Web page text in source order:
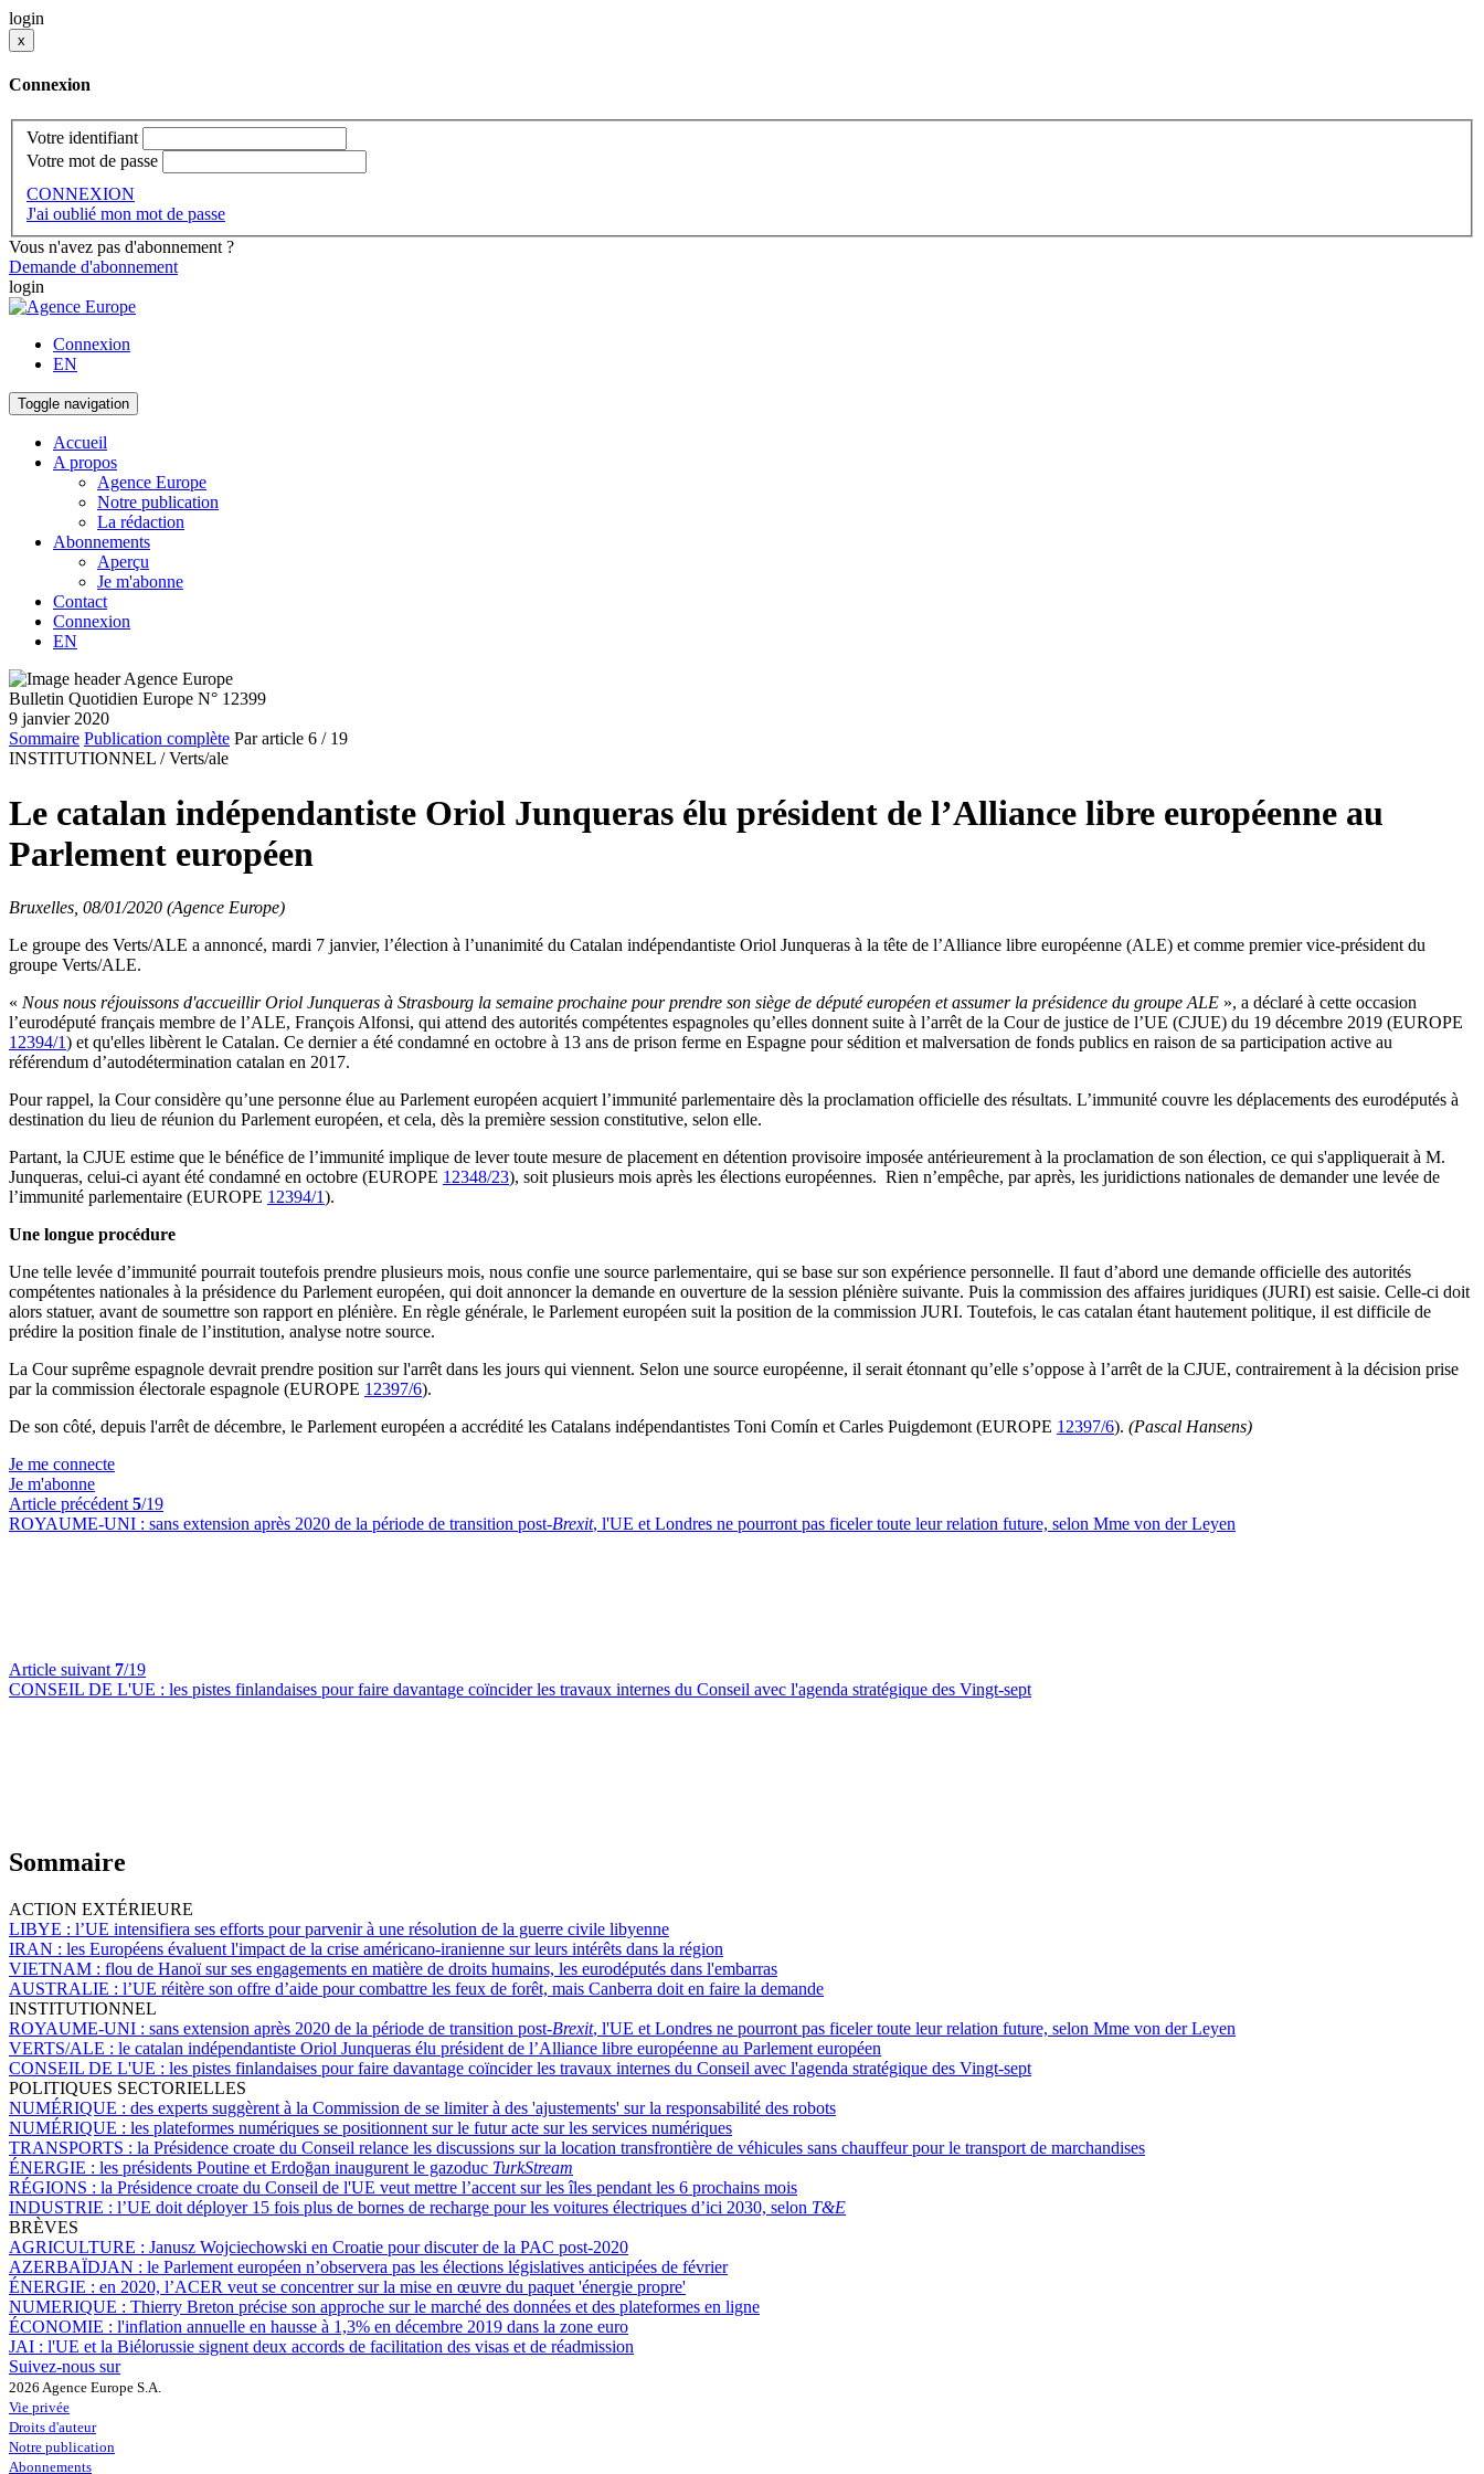
login
x
Connexion
Votre identifiant
Votre mot de passe
CONNEXION
J'ai oublié mon mot de passe
Vous n'avez pas d'abonnement ?
Demande d'abonnement
login
Connexion
EN
Toggle navigation
Accueil
A propos
Agence Europe
Notre publication
La rédaction
Abonnements
Aperçu
Je m'abonne
Contact
Connexion
EN
Bulletin Quotidien Europe N° 12399
9 janvier 2020
Sommaire Publication complète Par article 6 / 19
INSTITUTIONNEL / Verts/ale
Le catalan indépendantiste Oriol Junqueras élu président de l’Alliance libre européenne au
Parlement européen
Bruxelles, 08/01/2020 (Agence Europe)
Le groupe des Verts/ALE a annoncé, mardi 7 janvier, l’élection à l’unanimité du Catalan indépendantiste Oriol Junqueras à la tête de l’Alliance libre européenne (ALE) et comme premier vice-président du
groupe Verts/ALE.
« Nous nous réjouissons d'accueillir Oriol Junqueras à Strasbourg la semaine prochaine pour prendre son siège de député européen et assumer la présidence du groupe ALE », a déclaré à cette occasion
l’eurodéputé français membre de l’ALE, François Alfonsi, qui attend des autorités compétentes espagnoles qu’elles donnent suite à l’arrêt de la Cour de justice de l’UE (CJUE) du 19 décembre 2019 (EUROPE
12394/1) et qu'elles libèrent le Catalan. Ce dernier a été condamné en octobre à 13 ans de prison ferme en Espagne pour sédition et malversation de fonds publics en raison de sa participation active au
référendum d’autodétermination catalan en 2017.
Pour rappel, la Cour considère qu’une personne élue au Parlement européen acquiert l’immunité parlementaire dès la proclamation officielle des résultats. L’immunité couvre les déplacements des eurodéputés à
destination du lieu de réunion du Parlement européen, et cela, dès la première session constitutive, selon elle.
Partant, la CJUE estime que le bénéfice de l’immunité implique de lever toute mesure de placement en détention provisoire imposée antérieurement à la proclamation de son élection, ce qui s'appliquerait à M.
Junqueras, celui-ci ayant été condamné en octobre (EUROPE 12348/23), soit plusieurs mois après les élections européennes. Rien n’empêche, par après, les juridictions nationales de demander une levée de
l’immunité parlementaire (EUROPE 12394/1).
Une longue procédure
Une telle levée d’immunité pourrait toutefois prendre plusieurs mois, nous confie une source parlementaire, qui se base sur son expérience personnelle. Il faut d’abord une demande officielle des autorités
compétentes nationales à la présidence du Parlement européen, qui doit annoncer la demande en ouverture de la session plénière suivante. Puis la commission des affaires juridiques (JURI) est saisie. Celle-ci doit
alors statuer, avant de soumettre son rapport en plénière. En règle générale, le Parlement européen suit la position de la commission JURI. Toutefois, le cas catalan étant hautement politique, il est difficile de
prédire la position finale de l’institution, analyse notre source.
La Cour suprême espagnole devrait prendre position sur l'arrêt dans les jours qui viennent. Selon une source européenne, il serait étonnant qu’elle s’oppose à l’arrêt de la CJUE, contrairement à la décision prise
par la commission électorale espagnole (EUROPE 12397/6).
De son côté, depuis l'arrêt de décembre, le Parlement européen a accrédité les Catalans indépendantistes Toni Comín et Carles Puigdemont (EUROPE 12397/6). (Pascal Hansens)
Je me connecte
Je m'abonne
Article précédent 5/19
ROYAUME-UNI : sans extension après 2020 de la période de transition post-Brexit, l'UE et Londres ne pourront pas ficeler toute leur relation future, selon Mme von der Leyen
Article suivant 7/19
CONSEIL DE L'UE : les pistes finlandaises pour faire davantage coïncider les travaux internes du Conseil avec l'agenda stratégique des Vingt-sept
Sommaire
ACTION EXTÉRIEURE
LIBYE : l’UE intensifiera ses efforts pour parvenir à une résolution de la guerre civile libyenne
IRAN : les Européens évaluent l'impact de la crise américano-iranienne sur leurs intérêts dans la région
VIETNAM : flou de Hanoï sur ses engagements en matière de droits humains, les eurodéputés dans l'embarras
AUSTRALIE : l’UE réitère son offre d’aide pour combattre les feux de forêt, mais Canberra doit en faire la demande
INSTITUTIONNEL
ROYAUME-UNI : sans extension après 2020 de la période de transition post-Brexit, l'UE et Londres ne pourront pas ficeler toute leur relation future, selon Mme von der Leyen
VERTS/ALE : le catalan indépendantiste Oriol Junqueras élu président de l’Alliance libre européenne au Parlement européen
CONSEIL DE L'UE : les pistes finlandaises pour faire davantage coïncider les travaux internes du Conseil avec l'agenda stratégique des Vingt-sept
POLITIQUES SECTORIELLES
NUMÉRIQUE : des experts suggèrent à la Commission de se limiter à des 'ajustements' sur la responsabilité des robots
NUMÉRIQUE : les plateformes numériques se positionnent sur le futur acte sur les services numériques
TRANSPORTS : la Présidence croate du Conseil relance les discussions sur la location transfrontière de véhicules sans chauffeur pour le transport de marchandises
ÉNERGIE : les présidents Poutine et Erdoğan inaugurent le gazoduc TurkStream
RÉGIONS : la Présidence croate du Conseil de l'UE veut mettre l’accent sur les îles pendant les 6 prochains mois
INDUSTRIE : l’UE doit déployer 15 fois plus de bornes de recharge pour les voitures électriques d’ici 2030, selon T&E
BRÈVES
AGRICULTURE : Janusz Wojciechowski en Croatie pour discuter de la PAC post-2020
AZERBAÏDJAN : le Parlement européen n’observera pas les élections législatives anticipées de février
ÉNERGIE : en 2020, l’ACER veut se concentrer sur la mise en œuvre du paquet 'énergie propre'
NUMERIQUE : Thierry Breton précise son approche sur le marché des données et des plateformes en ligne
ÉCONOMIE : l'inflation annuelle en hausse à 1,3% en décembre 2019 dans la zone euro
JAI : l'UE et la Biélorussie signent deux accords de facilitation des visas et de réadmission
Suivez-nous sur
2026 Agence Europe S.A.
Vie privée
Droits d'auteur
Notre publication
Abonnements